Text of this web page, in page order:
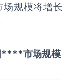
规模将增长
****市场规模